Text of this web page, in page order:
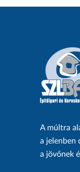
A múltra
a jelenben
a jövőnek